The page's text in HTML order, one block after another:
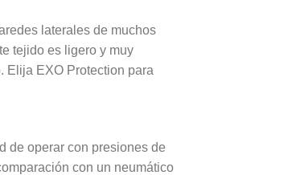
laterales de muchos
tejido es ligero y muy
Elija EXO Protection para
de operar con presiones de
con un neumático